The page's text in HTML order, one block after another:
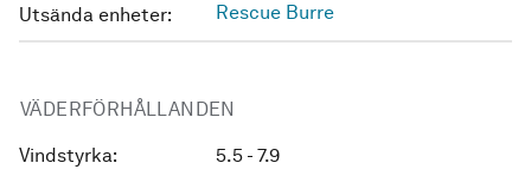
Utsända enheter: Rescue Burre
VÄDERFÖRHÅLLANDEN
Vindstyrka: 5.5 - 7.9